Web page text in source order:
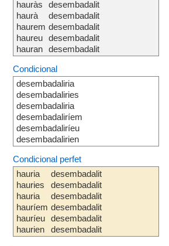
hauràs
haurà
haurem
haureu
hauran
desembadalit
desembadalit
desembadalit
desembadalit
desembadalit
Condicional
desembadaliria
desembadaliries
desembadaliria
desembadaliríem
desembadaliríeu
desembadalirien
Condicional perfet
hauria
hauries
hauria
hauríem
hauríeu
haurien
desembadalit
desembadalit
desembadalit
desembadalit
desembadalit
desembadalit